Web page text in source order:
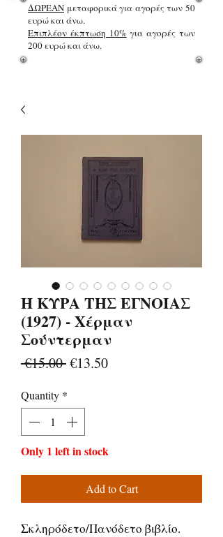
ΔΩΡΕΑΝ μεταφορικά για αγορές των 50
ευρώ και άνω.
Επιπλέον έκπτωση 10%για αγορές των
200 ευρώ και άνω.
Η ΚΥΡΑ ΤΗΣ ΕΓΝΟΙΑΣ
(1927) - Χέρμαν
Σούντερμαν
€15.00 Regular
€13.50Sale
Quantity *
Only 1 left in stock
Add to Cart
Σκληρόδετο/Πανόδετο βιβλίο.